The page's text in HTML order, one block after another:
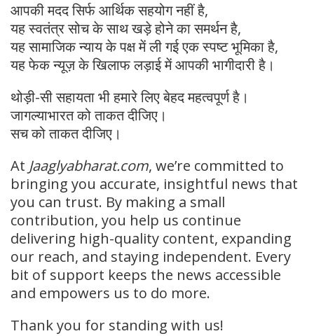
आपकी मदद सिर्फ आर्थिक सहयोग नहीं है,
यह स्वतंत्र सोच के साथ खड़े होने का समर्थन है,
यह सामाजिक न्याय के पक्ष में ली गई एक स्पष्ट भूमिका है,
यह फेक न्यूज़ के खिलाफ लड़ाई में आपकी भागीदारी है।
थोड़ी-सी सहायता भी हमारे लिए बेहद महत्वपूर्ण है।
जागल्याभारत को ताकत दीजिए।
सच को ताकत दीजिए।
At Jaaglyabharat.com, we’re committed to
bringing you accurate, insightful news that
you can trust. By making a small
contribution, you help us continue
delivering high-quality content, expanding
our reach, and staying independent. Every
bit of support keeps the news accessible
and empowers us to do more.
Thank you for standing with us!